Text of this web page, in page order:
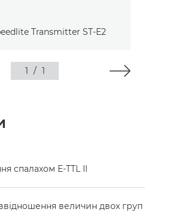
1 / 1
спалахом E-TTL II
величин двох груп